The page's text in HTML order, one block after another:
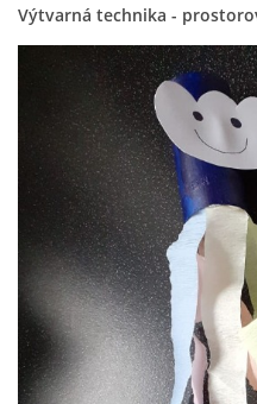
FOTOALBUM
DĚJINY VÝTVARNÉHO UMĚNÍ
NOVINKY ZE ŠKOLSTVÍ 2025
ROČNÍ PLÁN - INSPIRACE /
VZDĚLÁVACÍ BLOK ZÁŘÍ
VZDĚLÁVACÍ BLOK ŘÍJEN
Výtvarná technika -